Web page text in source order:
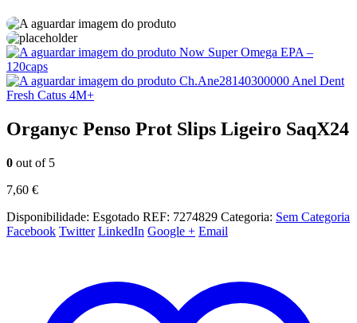
Now Super Omega EPA –
120caps
Ch.Ane28140300000 Anel Dent
Fresh Catus 4M+
Organyc Penso Prot Slips Ligeiro SaqX24
0 out of 5
7,60 €
Disponibilidade: Esgotado REF: 7274829 Categoria: Sem Categoria
Facebook Twitter LinkedIn Google + Email